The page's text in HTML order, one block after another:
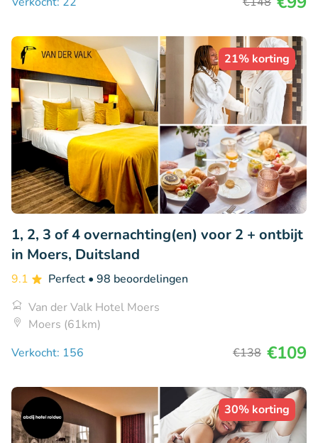
21% korting
1, 2, 3 of 4 overnachting(en) voor 2 + ontbijt
in Moers, Duitsland
9.1 Perfect • 98 beoordelingen
Van der Valk Hotel Moers
Moers (61km)
Verkocht: 156
€138 €109
30% korting